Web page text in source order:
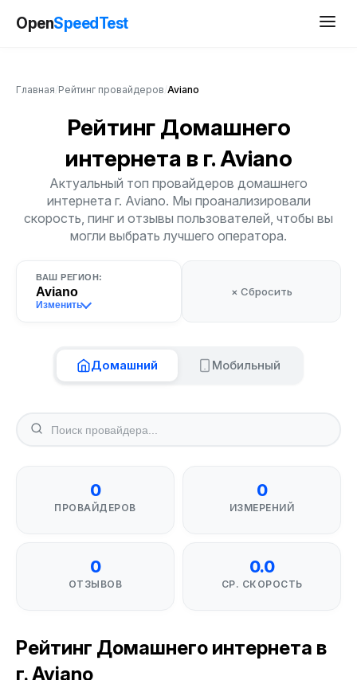
OpenSpeedTest
Главная Рейтинг провайдеров Aviano
Рейтинг Домашнего
интернета в г. Aviano
Актуальный топ провайдеров домашнего
интернета г. Aviano. Мы проанализировали
скорость, пинг и отзывы пользователей, чтобы вы
могли выбрать лучшего оператора.
ВАШ РЕГИОН:
Aviano
Изменить
× Сбросить
Домашний Мобильный
0
ПРОВАЙДЕРОВ
0
ИЗМЕРЕНИЙ
0
ОТЗЫВОВ
0.0
СР. СКОРОСТЬ
Рейтинг Домашнего интернета в
г. Aviano